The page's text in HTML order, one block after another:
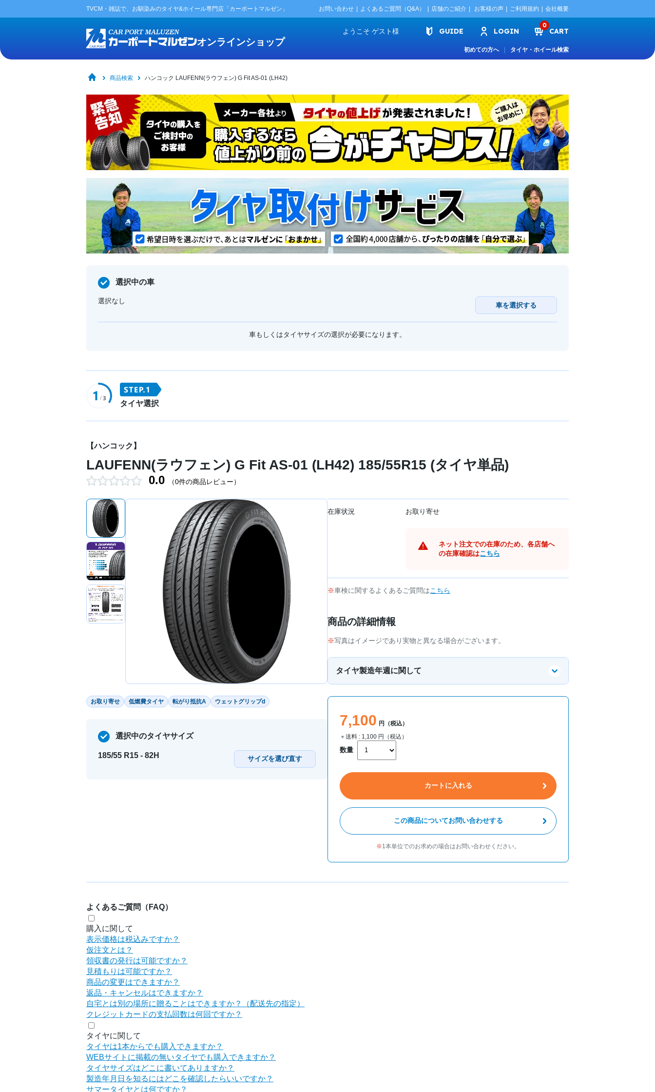
TVCM・雑誌で、お馴染みのタイヤ&ホイール専門店「カーポートマルゼン」 お問い合わせ よくあるご質問（Q&A） 店舗のご紹介 お客様の声 ご利用規約 会社概要
オンラインショップ
ようこそ ゲスト様 GUIDE LOGIN
0
CART
初めての方へ タイヤ・ホイール検索
商品検索 ハンコック LAUFENN(ラウフェン) G Fit AS-01 (LH42)
選択中の車
選択なし
車を選択する
車もしくはタイヤサイズの選択が必要になります。
タイヤ選択
【ハンコック】
LAUFENN(ラウフェン) G Fit AS-01 (LH42) 185/55R15 (タイヤ単品)
0.0 （0件の商品レビュー）
お取り寄せ 低燃費タイヤ 転がり抵抗A ウェットグリップd
選択中のタイヤサイズ
185/55 R15 - 82H サイズを選び直す
在庫状況 お取り寄せ
ネット注文での在庫のため、各店舗へ
の在庫確認はこちら
車検に関するよくあるご質問はこちら
商品の詳細情報
写真はイメージであり実物と異なる場合がございます。
タイヤ製造年週に関して
7,100 円（税込）
＋送料 : 1,100 円（税込）
数量
カートに入れる
この商品についてお問い合わせする
1本単位でのお求めの場合はお問い合わせください。
よくあるご質問（FAQ）
購入に関して
表示価格は税込みですか？
仮注文とは？
領収書の発行は可能ですか？
見積もりは可能ですか？
商品の変更はできますか？
返品・キャンセルはできますか？
自宅とは別の場所に贈ることはできますか？（配送先の指定）
クレジットカードの支払回数は何回ですか？
タイヤに関して
タイヤは1本からでも購入できますか？
WEBサイトに掲載の無いタイヤでも購入できますか？
タイヤサイズはどこに書いてありますか？
製造年月日を知るにはどこを確認したらいいですか？
サマータイヤとは何ですか？